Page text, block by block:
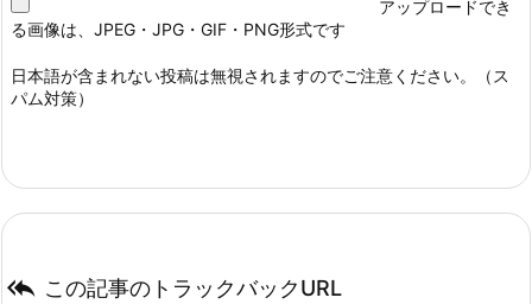
アップロードでき
る画像は、JPEG・JPG・GIF・PNG形式です
日本語が含まれない投稿は無視されますのでご注意ください。（ス
パム対策）
 この記事のトラックバックURL